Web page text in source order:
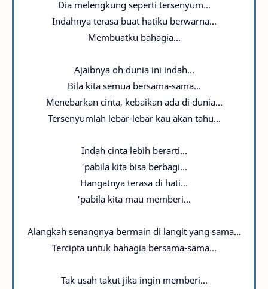
Dia melengkung seperti tersenyum...
Indahnya terasa buat hatiku berwarna...
Membuatku bahagia...
Ajaibnya oh dunia ini indah...
Bila kita semua bersama-sama...
Menebarkan cinta, kebaikan ada di dunia...
Tersenyumlah lebar-lebar kau akan tahu...
Indah cinta lebih berarti...
'pabila kita bisa berbagi...
Hangatnya terasa di hati...
'pabila kita mau memberi...
Alangkah senangnya bermain di langit yang sama...
Tercipta untuk bahagia bersama-sama...
Tak usah takut jika ingin memberi...